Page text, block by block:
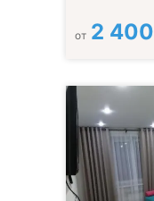
от 2 400